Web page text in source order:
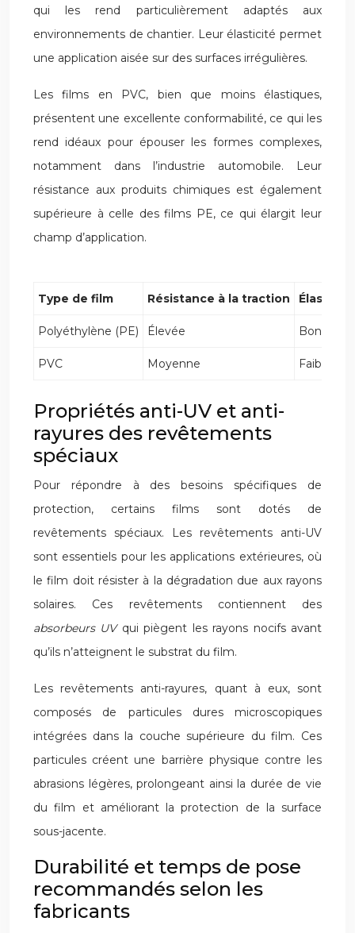
qui les rend particulièrement adaptés aux
environnements de chantier. Leur élasticité permet
une application aisée sur des surfaces irrégulières.
Les films en PVC, bien que moins élastiques,
présentent une excellente conformabilité, ce qui les
rend idéaux pour épouser les formes complexes,
notamment dans l’industrie automobile. Leur
résistance aux produits chimiques est également
supérieure à celle des films PE, ce qui élargit leur
champ d’application.
Type de film Résistance à la traction Élasticité
Polyéthylène (PE) Élevée Bonne
PVC Moyenne Faible
Propriétés anti-UV et anti-
rayures des revêtements
spéciaux
Pour répondre à des besoins spécifiques de
protection, certains films sont dotés de
revêtements spéciaux. Les revêtements anti-UV
sont essentiels pour les applications extérieures, où
le film doit résister à la dégradation due aux rayons
solaires. Ces revêtements contiennent des
absorbeurs UV qui piègent les rayons nocifs avant
qu’ils n’atteignent le substrat du film.
Les revêtements anti-rayures, quant à eux, sont
composés de particules dures microscopiques
intégrées dans la couche supérieure du film. Ces
particules créent une barrière physique contre les
abrasions légères, prolongeant ainsi la durée de vie
du film et améliorant la protection de la surface
sous-jacente.
Durabilité et temps de pose
recommandés selon les
fabricants